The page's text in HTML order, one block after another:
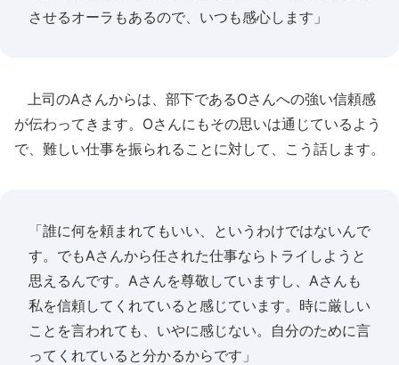
させるオーラもあるので、いつも感心します」
上司のAさんからは、部下であるOさんへの強い信頼感
が伝わってきます。Oさんにもその思いは通じているよう
で、難しい仕事を振られることに対して、こう話します。
「誰に何を頼まれてもいい、というわけではないんで
す。でもAさんから任された仕事ならトライしようと
思えるんです。Aさんを尊敬していますし、Aさんも
私を信頼してくれていると感じています。時に厳しい
ことを言われても、いやに感じない。自分のために言
ってくれていると分かるからです」